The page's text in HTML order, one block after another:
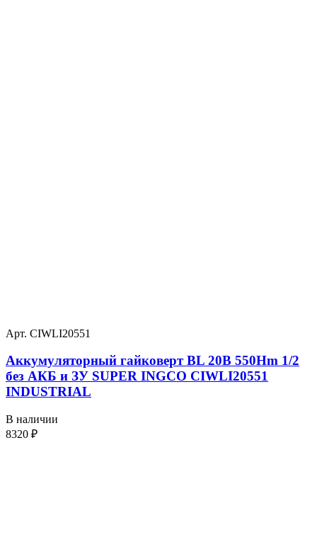
Арт. CIWLI20551
Аккумуляторный гайковерт BL 20В 550Hm 1/2
без АКБ и ЗУ SUPER INGCO CIWLI20551
INDUSTRIAL
В наличии
8320 ₽